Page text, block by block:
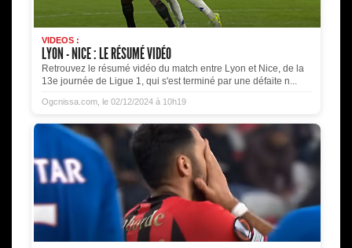
VIDEOS :
LYON - NICE : LE RÉSUMÉ VIDÉO
Retrouvez le résumé vidéo du match entre Lyon et Nice, de la
13e journée de Ligue 1, qui s'est terminé par une défaite n...
Ogcnissa.com, le 02/12/2024 à 10h19